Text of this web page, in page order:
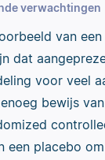
verwachtingen
van
dat
voor veel
bewijs van
een placebo